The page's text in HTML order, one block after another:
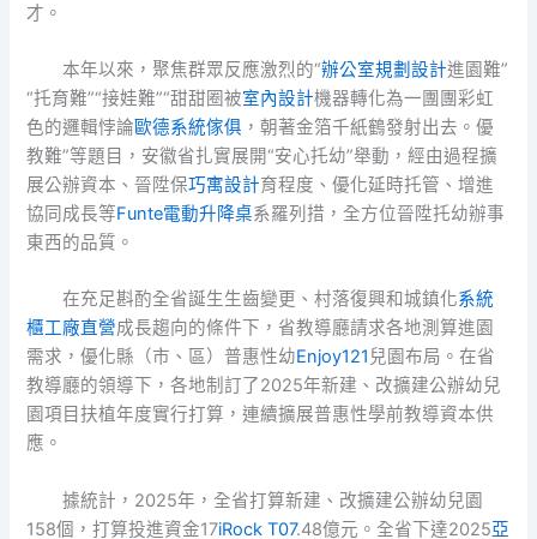
才。
本年以來，聚焦群眾反應激烈的“辦公室規劃設計進園難”
“托育難”“接娃難”“甜甜圈被室內設計機器轉化為一團團彩虹
色的邏輯悖論歐德系統傢俱 ，朝著金箔千紙鶴發射出去。優
教難”等題目，安徽省扎實展開“安心托幼”舉動，經由過程擴
展公辦資本、晉陞保巧寓設計育程度、優化延時托管、增進
協同成長等Funte電動升降桌系羅列措，全方位晉陞托幼辦事
東西的品質。
在充足斟酌全省誕生生齒變更、村落復興和城鎮化系統
櫃工廠直營成長趨向的條件下，省教導廳請求各地測算進園
需求，優化縣（市、區）普惠性幼Enjoy121 兒園布局。在省
教導廳的領導下，各地制訂了2025年新建、改擴建公辦幼兒
園項目扶植年度實行打算，連續擴展普惠性學前教導資本供
應。
據統計，2025年，全省打算新建、改擴建公辦幼兒園
158個，打算投進資金17iRock T07.48億元。全省下達2025亞